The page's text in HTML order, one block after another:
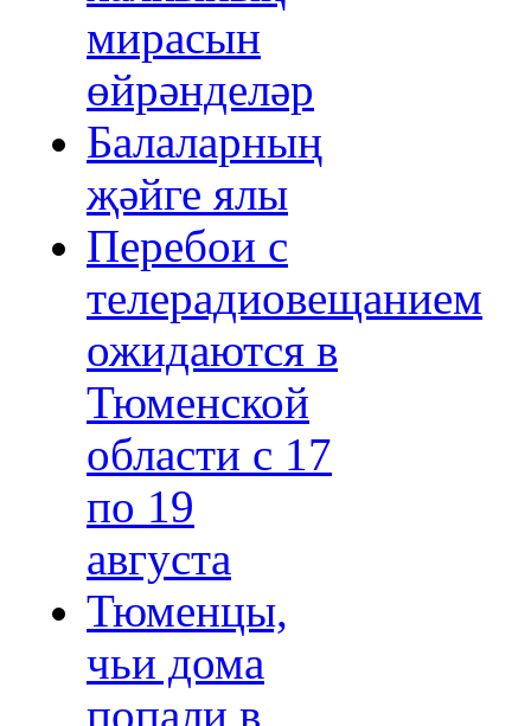
мирасын
өйрәнделәр
Балаларның
җәйге ялы
Перебои с
телерадиовещанием
ожидаются в
Тюменской
области с 17
по 19
августа
Тюменцы,
чьи дома
попали в